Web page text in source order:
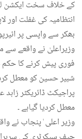
کے خلاف سخت ایکشن
انتظامیہ کی غفلت
بھکر سے واپسی پر
وزیراعلیٰ نے واقعے سے
فوری پیش کرنے کا حکم
شبیر حسین کو معطل
پراجیکٹ ڈائریکٹر
معطل کردیا گیاہے ۔
وزیر اعلی ٰ پنجاب نے